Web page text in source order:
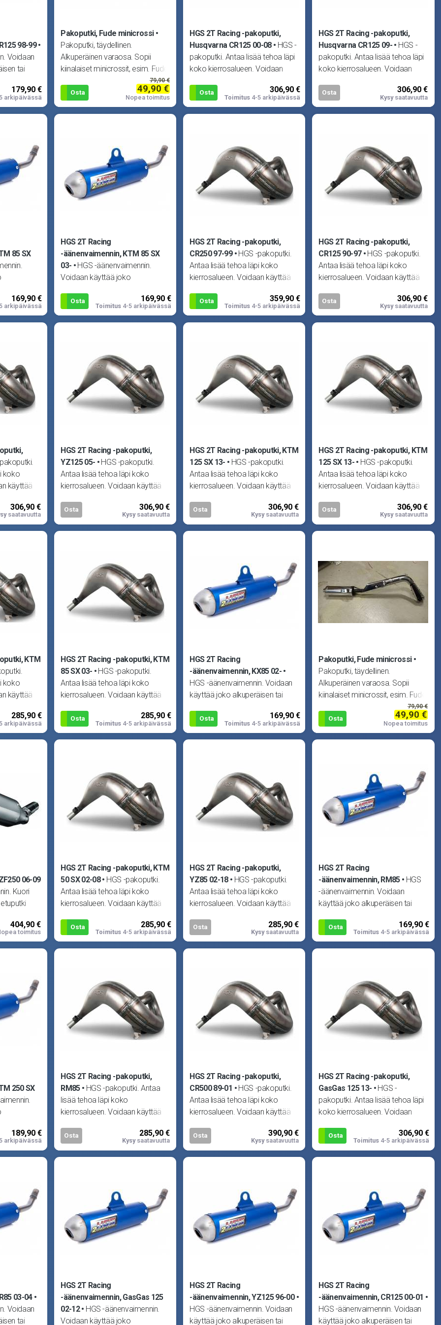
98-99
Voidaan
tai
179,90 €
arkipäivässä
Pakoputki, Fude minicrossi
Pakoputki, täydellinen.
Alkuperäinen varaosa. Sopii
kiinalaiset minicrossit, esim. Fude
Osta
79,90 €
49,90 €
Nopea toimitus
HGS 2T Racing -pakoputki,
Husqvarna CR125 00-08
HGS -
pakoputki. Antaa lisää tehoa läpi
koko kierrosalueen. Voidaan
HGS -vaimentimen
Osta 306,90 €
Toimitus4-5 arkipäivässä
HGS 2T Racing -pakoputki,
Husqvarna CR125 09-
HGS -
pakoputki. Antaa lisää tehoa läpi
koko kierrosalueen. Voidaan
HGS -vaimentimen
Osta 306,90 €
Kysysaatavuutta
85 SX
169,90 €
arkipäivässä
HGS 2T Racing
-äänenvaimennin, KTM 85 SX
03-
HGS -äänenvaimennin.
Voidaan käyttää joko
kanssa. Huom! Kuva viittee
Osta 169,90 €
Toimitus4-5 arkipäivässä
HGS 2T Racing -pakoputki,
CR250 97-99
HGS -pakoputki.
Antaa lisää tehoa läpi koko
kierrosalueen. Voidaan käyttää
vaimentimen
Osta 359,90 €
Toimitus4-5 arkipäivässä
HGS 2T Racing -pakoputki,
CR125 90-97
HGS -pakoputki.
Antaa lisää tehoa läpi koko
kierrosalueen. Voidaan käyttää
vaimentimen
Osta 306,90 €
Kysysaatavuutta
koko
käyttää
306,90 €
saatavuutta
HGS 2T Racing -pakoputki,
YZ125 05-
HGS -pakoputki.
Antaa lisää tehoa läpi koko
kierrosalueen. Voidaan käyttää
vaimentimen
Osta 306,90 €
Kysysaatavuutta
HGS 2T Racing -pakoputki, KTM
125 SX 13-
HGS -pakoputki.
Antaa lisää tehoa läpi koko
kierrosalueen. Voidaan käyttää
vaimentimen
Osta 306,90 €
Kysysaatavuutta
HGS 2T Racing -pakoputki, KTM
125 SX 13-
HGS -pakoputki.
Antaa lisää tehoa läpi koko
kierrosalueen. Voidaan käyttää
vaimentimen
Osta 306,90 €
Kysysaatavuutta
KTM
koko
käyttää
285,90 €
arkipäivässä
HGS 2T Racing -pakoputki, KTM
85 SX 03-
HGS -pakoputki.
Antaa lisää tehoa läpi koko
kierrosalueen. Voidaan käyttää
vaimentimen
Osta 285,90 €
Toimitus4-5 arkipäivässä
HGS 2T Racing
-äänenvaimennin, KX85 02-
HGS -äänenvaimennin. Voidaan
käyttää joko alkuperäisen tai
Kuva viittee
Osta 169,90 €
Toimitus4-5 arkipäivässä
Pakoputki, Fude minicrossi
Pakoputki, täydellinen.
Alkuperäinen varaosa. Sopii
kiinalaiset minicrossit, esim. Fude
Osta
79,90 €
49,90 €
Nopea toimitus
06-09
Kuori
404,90 €
toimitus
HGS 2T Racing -pakoputki, KTM
50 SX 02-08
HGS -pakoputki.
Antaa lisää tehoa läpi koko
kierrosalueen. Voidaan käyttää
vaimentimen
Osta 285,90 €
Toimitus4-5 arkipäivässä
HGS 2T Racing -pakoputki,
YZ85 02-18
HGS -pakoputki.
Antaa lisää tehoa läpi koko
kierrosalueen. Voidaan käyttää
vaimentimen
Osta 285,90 €
Kysysaatavuutta
HGS 2T Racing
-äänenvaimennin, RM85
HGS
-äänenvaimennin. Voidaan
käyttää joko alkuperäisen tai
Kuva viittee
Osta 169,90 €
Toimitus4-5 arkipäivässä
250 SX
189,90 €
arkipäivässä
HGS 2T Racing -pakoputki,
RM85
HGS -pakoputki. Antaa
lisää tehoa läpi koko
kierrosalueen. Voidaan käyttää
vaimentimen
Osta 285,90 €
Kysysaatavuutta
HGS 2T Racing -pakoputki,
CR500 89-01
HGS -pakoputki.
Antaa lisää tehoa läpi koko
kierrosalueen. Voidaan käyttää
vaimentimen
Osta 390,90 €
Kysysaatavuutta
HGS 2T Racing -pakoputki,
GasGas 125 13-
HGS -
pakoputki. Antaa lisää tehoa läpi
koko kierrosalueen. Voidaan
HGS -vaimentimen
Osta 306,90 €
Toimitus4-5 arkipäivässä
03-04
Voidaan
tai
HGS 2T Racing
-äänenvaimennin, GasGas 125
02-12
HGS -äänenvaimennin.
Voidaan käyttää joko
HGS 2T Racing
-äänenvaimennin, YZ125 96-00
HGS -äänenvaimennin. Voidaan
käyttää joko alkuperäisen tai
HGS 2T Racing
-äänenvaimennin, CR125 00-01
HGS -äänenvaimennin. Voidaan
käyttää joko alkuperäisen tai